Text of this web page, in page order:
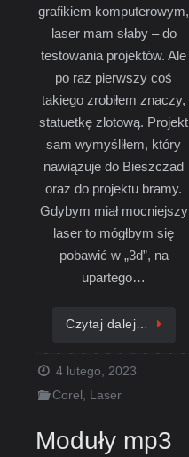
grafikiem komputerowym,
laser mam słaby – do
testowania projektów. Ale
po raz pierwszy coś
takiego zrobiłem znaczy,
statuetkę zlotową. Projekt
sam wymyśliłem, który
nawiązuje do Bieszczad
oraz do projektu bramy.
Gdybym miał mocniejszy
laser to mógłbym się
pobawić w „3d”, na
upartego…
Czytaj dalej…
4 lutego, 2023
Corel
Laser
Moduły mp3